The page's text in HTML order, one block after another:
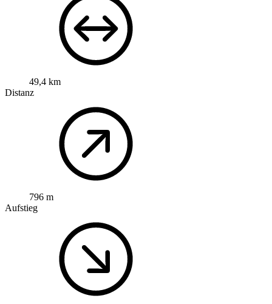
49,4 km
Distanz
796 m
Aufstieg